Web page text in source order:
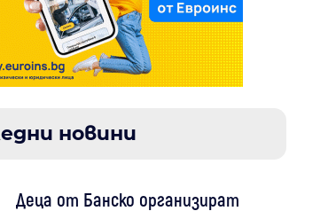
новини
Деца от Банско организират